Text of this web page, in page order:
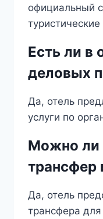
официальный
туристические
Есть ли в
деловых
Да, отель
услуги по
Можно ли
трансфер
Да, отель
трансфера для